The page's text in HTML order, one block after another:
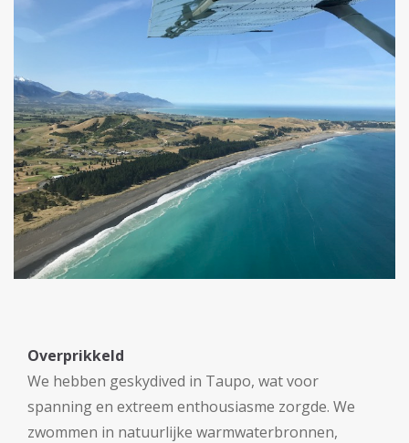
Overprikkeld
We hebben geskydived in Taupo, wat voor
spanning en extreem enthousiasme zorgde. We
zwommen in natuurlijke warmwaterbronnen,